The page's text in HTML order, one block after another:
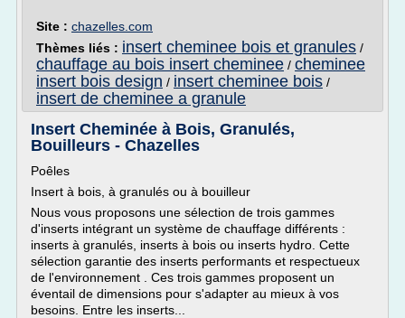
Site : chazelles.com
Thèmes liés : insert cheminee bois et granules /
chauffage au bois insert cheminee / cheminee
insert bois design / insert cheminee bois /
insert de cheminee a granule
Insert Cheminée à Bois, Granulés,
Bouilleurs - Chazelles
Poêles
Insert à bois, à granulés ou à bouilleur
Nous vous proposons une sélection de trois gammes
d'inserts intégrant un système de chauffage différents :
inserts à granulés, inserts à bois ou inserts hydro. Cette
sélection garantie des inserts performants et respectueux
de l'environnement . Ces trois gammes proposent un
éventail de dimensions pour s'adapter au mieux à vos
besoins. Entre les inserts...